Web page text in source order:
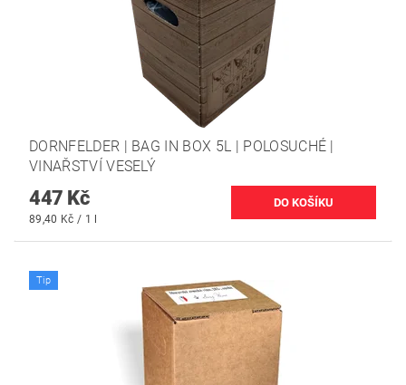
DORNFELDER | BAG IN BOX 5L | POLOSUCHÉ |
VINAŘSTVÍ VESELÝ
447 Kč
89,40 Kč / 1 l
Tip